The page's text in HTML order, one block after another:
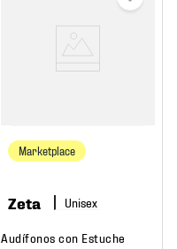
Marketplace
Zeta
Audífonos con Estuche